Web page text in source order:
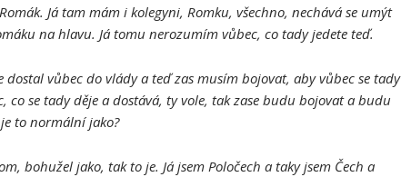
Já tam mám i kolegyni, Romku, všechno, nechává se umýt
na hlavu. Já tomu nerozumím vůbec, co tady jedete teď.
dostal vůbec do vlády a teď zas musím bojovat, aby vůbec se tady
co se tady děje a dostává, ty vole, tak zase budu bojovat a budu
to normální jako?
bohužel jako, tak to je. Já jsem Poločech a taky jsem Čech a